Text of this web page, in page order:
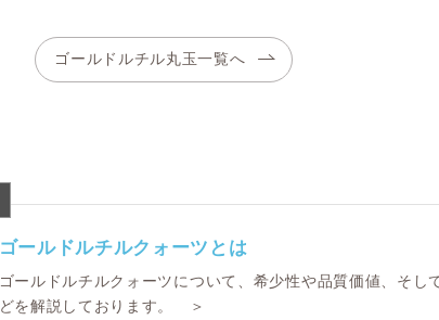
ゴールドルチル丸玉一覧へ
ゴールドルチルクォーツとは
ゴールドルチルクォーツについて、希少性や品質価値、そし
どを解説しております。 ＞